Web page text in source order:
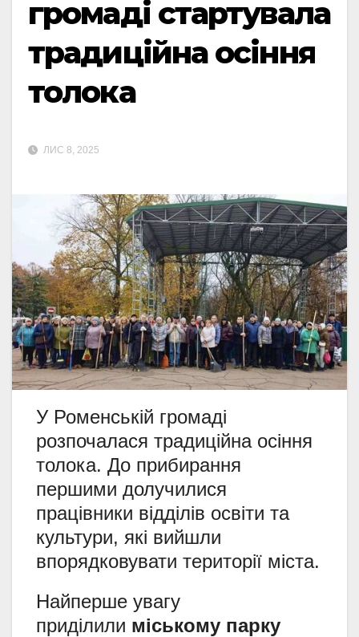
громаді стартувала
традиційна осіння
толока
ЛИС 8, 2025
У Роменській громаді
розпочалася традиційна осіння
толока. До прибирання
першими долучилися
працівники відділів освіти та
культури, які вийшли
впорядковувати території міста.
Найперше увагу
приділили міському парку